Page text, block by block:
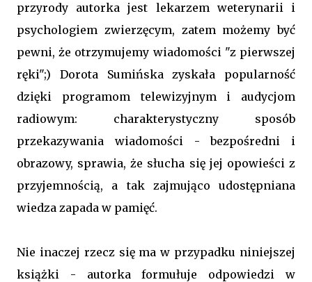
przyrody autorka jest lekarzem weterynarii i
psychologiem zwierzęcym, zatem możemy być
pewni, że otrzymujemy wiadomości "z pierwszej
ręki";) Dorota Sumińska zyskała popularność
dzięki programom telewizyjnym i audycjom
radiowym: charakterystyczny sposób
przekazywania wiadomości - bezpośredni i
obrazowy, sprawia, że słucha się jej opowieści z
przyjemnością, a tak zajmująco udostępniana
wiedza zapada w pamięć.
Nie inaczej rzecz się ma w przypadku niniejszej
książki - autorka formułuje odpowiedzi w